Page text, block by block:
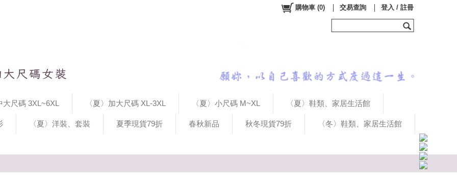
尺碼 3XL~6XL 〈夏〉加大尺碼 XL-3XL 〈夏〉小尺碼 M~XL 〈夏〉鞋類、家居生活館
〈夏〉洋裝、套裝 夏季現貨79折 春秋新品 秋冬現貨79折 〈冬〉鞋類、家居生活館
購物車 (0) 交易查詢 登入 / 註冊